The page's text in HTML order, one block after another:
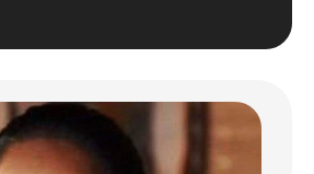
l'élégante entrée,
de vie, réunissant le séjour,
à manger, vous offre un